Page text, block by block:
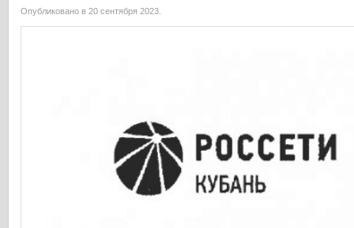
Опубликовано в 20 сентября 2023.